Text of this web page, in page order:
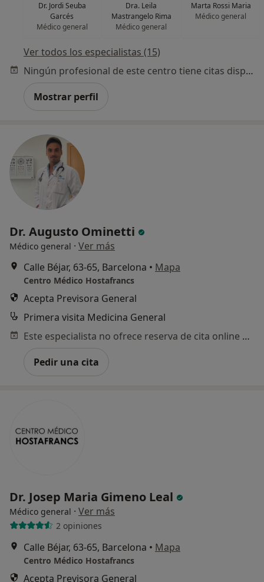
Dr. Jordi Seuba
Garcés
Médico general
Dra. Leila
Mastrangelo Rima
Médico general
Marta Rossi Maria
Médico general
Ver todos los especialistas (15)
Ningún profesional de este centro tiene citas disponibles
Mostrar perfil
Dr. Augusto Ominetti
Médico general · Ver más
Calle Béjar, 63-65, Barcelona • Mapa
Centro Médico Hostafrancs
Acepta Previsora General
Primera visita Medicina General
Este especialista no ofrece reserva de cita online en esta dirección.
Pedir una cita
Dr. Josep Maria Gimeno Leal
Médico general · Ver más
2 opiniones
Calle Béjar, 63-65, Barcelona • Mapa
Centro Médico Hostafrancs
Acepta Previsora General